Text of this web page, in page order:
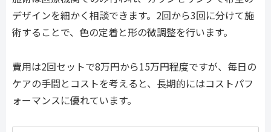
デザインを細かく相談できます。2回から3回に分けて施
術することで、色の定着と形の微調整を行います。
費用は2回セットで8万円から15万円程度ですが、毎日の
ケアの手間とコストを考えると、長期的にはコストパフ
ォーマンスに優れています。